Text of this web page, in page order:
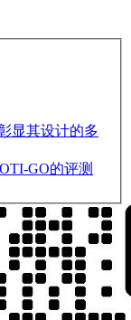
显其设计的多
GO的评测